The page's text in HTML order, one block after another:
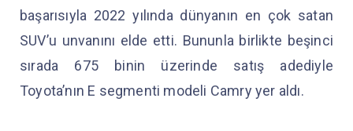
başarısıyla 2022 yılında dünyanın en çok satan
SUV’u unvanını elde etti. Bununla birlikte beşinci
sırada 675 binin üzerinde satış adediyle
Toyota’nın E segmenti modeli Camry yer aldı.